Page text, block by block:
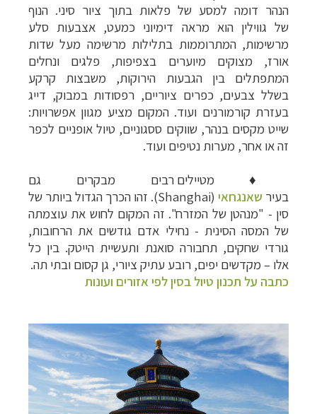
הנהר דומה למסע של פלאות בתוך ציור סיני. הנוף
של גווילין הוא מראה דימיוני כמעט, אצבעות סלע
מרשימות, המתרוממות בתלילות מרשימה מעל שדות
אורז, מצוקים מיוערים בצפיפות, פלגים ונחלים
המתפתלים בין הגבעות הירוקות, משבצות קרקע
בשלל צבעים, כפרים ציוריים, רפסודות במבוק, דייג
בעזרת קורמורנים ועוד. המקום מציע מגוון אפשרויות:
שייט מקסים בנהר, שווקים ססגוניים, טיול אופניים לכפר
זה או אחר, מערות נטיפים ועוד.
♦ מטיילים רבים מבקרים גם
בעיר שאנגחאי (
Shanghai). זהו הכרך הגדול ביותר של
סין - "מנהטן של המזרח". זה המקום לחוש את עוצמתה
של המסה הסינית - נחילי אדם גודשים את הרחובות,
גורדי שחקים, תחבורה סואנת ותעשיית הייטק. בין כל
אלו – מקדשים יפים, רובע עתיק ציורי, גן קסום ובתי תה.
כתבה על תכנון טיול בסין לפי אזורים ועונות